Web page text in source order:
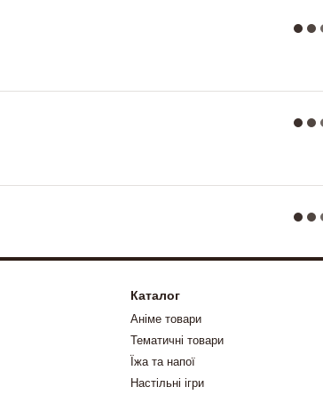
Каталог
Аніме товари
Тематичні товари
Їжа та напої
Настільні ігри